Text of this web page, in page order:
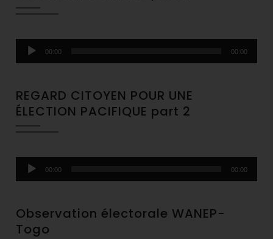
Audio
Player
00:00 00:00
REGARD CITOYEN POUR UNE
ÉLECTION PACIFIQUE part 2
Audio
Player
00:00 00:00
Observation électorale WANEP-
Togo